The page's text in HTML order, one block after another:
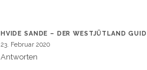
HVIDE SANDE – DER WESTJÜTLAND
23. Februar 2020
Antworten